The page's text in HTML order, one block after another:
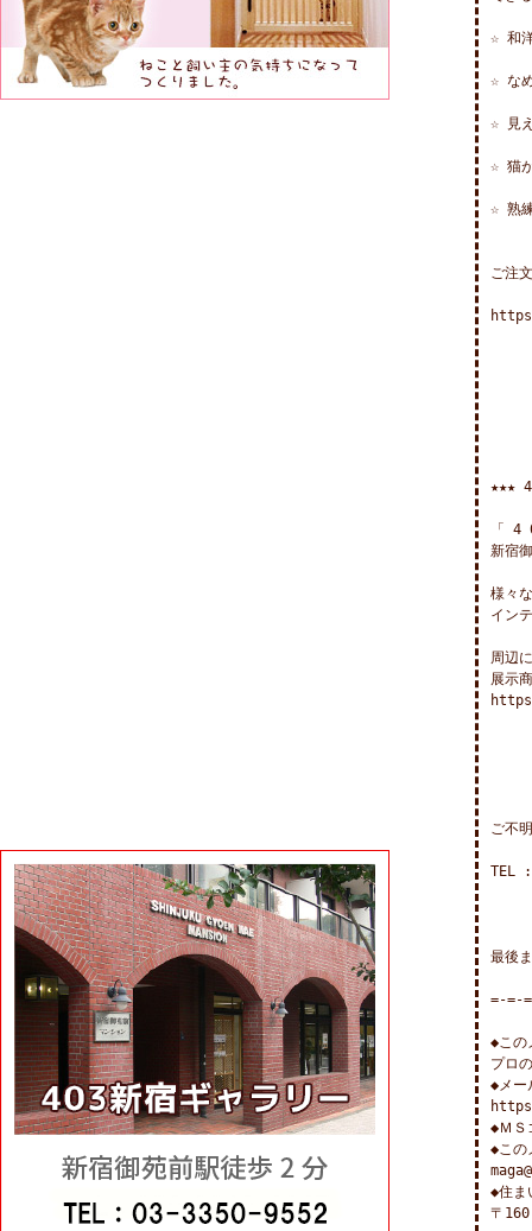
☆ 和
☆ な
☆ 見
☆ 猫
☆ 熟
ご注
★★★ 4
「 4
新宿
様々
イン
周辺
展示
ご不
TEL
最後
=-=-
◆この
プロ
◆メー
◆ＭＳ
◆この
◆住ま
〒